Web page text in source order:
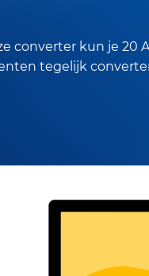
converter kun je 20
tegelijk